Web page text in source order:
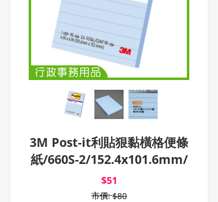
3M Post-it利貼狠黏橫格便條
紙/660S-2/152.4x101.6mm/
$51
市價:$80